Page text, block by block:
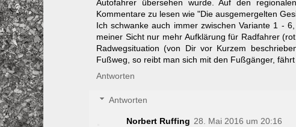
Autofahrer übersehen wurde. Auf den
Kommentare zu lesen wie "Die ausgemergelten
Ich schwanke auch immer zwischen Variante 1 -
meiner Sicht nur mehr Aufklärung für Radfahrer
Radwegsituation (von Dir vor Kurzem
Fußweg, so reibt man sich mit den Fußgänger,
Antworten
Antworten
Norbert Ruffing 28. Mai 2016 um 20:16